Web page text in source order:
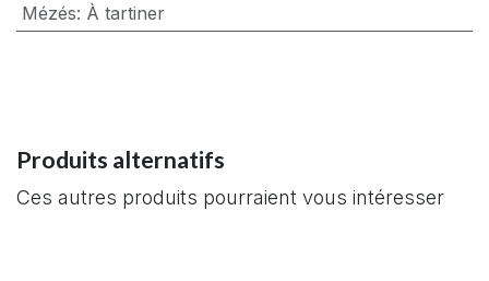
Mézés: À tartiner
Produits alternatifs
Ces autres produits pourraient vous intéresser